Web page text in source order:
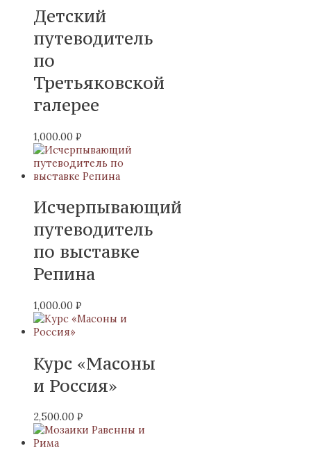
Детский
путеводитель
по
Третьяковской
галерее
1,000.00 ₽
Исчерпывающий
путеводитель
по выставке
Репина
1,000.00 ₽
Курс «Масоны
и Россия»
2,500.00 ₽